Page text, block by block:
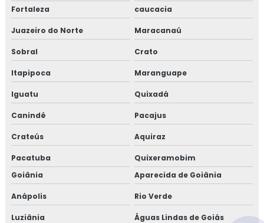
Fortaleza
caucacia
Juazeiro do Norte Maracanaú
Sobral Crato
Itapipoca Maranguape
Iguatu Quixadá
Canindé Pacajus
Crateús Aquiraz
Pacatuba
Quixeramobim
Goiânia
Aparecida de Goiânia
Anápolis Rio Verde
Luziânia Águas Lindas de Goiás